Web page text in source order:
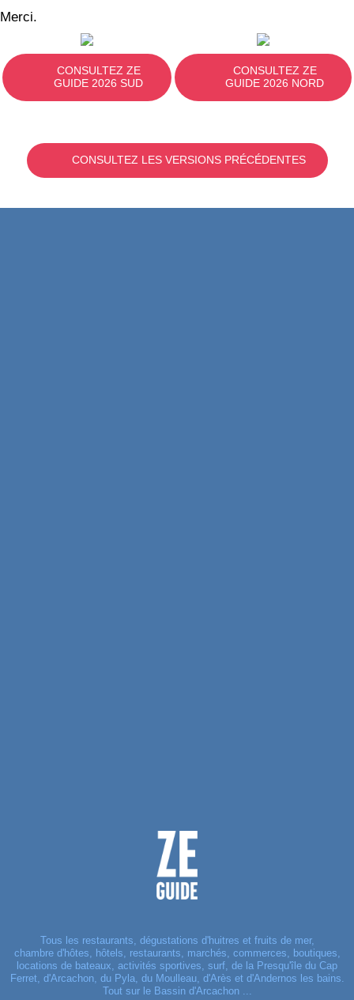
Merci.
CONSULTEZ ZE
GUIDE 2026 SUD
CONSULTEZ ZE
GUIDE 2026 NORD
CONSULTEZ LES VERSIONS PRÉCÉDENTES
Tous les restaurants, dégustations d'huitres et fruits de mer,
chambre d'hôtes, hôtels, restaurants, marchés, commerces, boutiques,
locations de bateaux, activités sportives, surf, de la Presqu'île du Cap
Ferret, d'Arcachon, du Pyla, du Moulleau, d'Arès et d'Andernos les bains.
Tout sur le Bassin d'Arcachon ...